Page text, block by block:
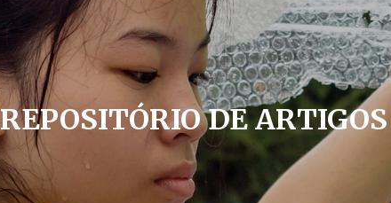
REPOSITÓRIO DE ARTIGOS